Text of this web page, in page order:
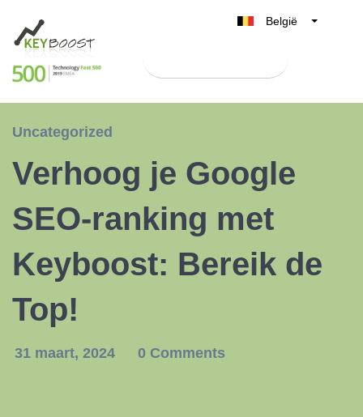
België
Nederland
España
Uncategorized
Verhoog je Google
SEO-ranking met
Keyboost: Bereik de
Top!
31 maart, 2024 0 Comments